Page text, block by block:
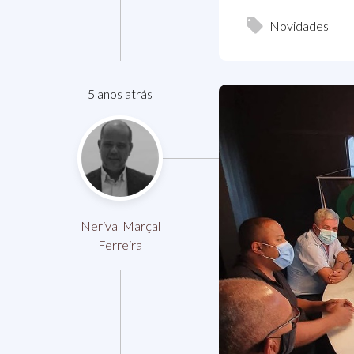
Novidades
5 anos atrás
Nerival Marçal
Ferreira